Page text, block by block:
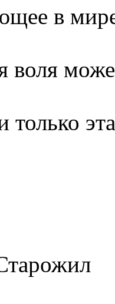
в
воля
только